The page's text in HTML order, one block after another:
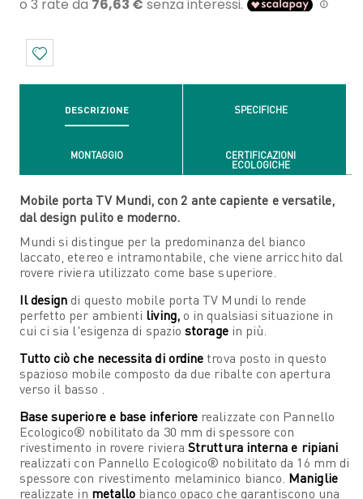
DESCRIZIONE SPECIFICHE
MONTAGGIO
CERTIFICAZIONI
ECOLOGICHE
Mobile porta TV Mundi, con 2 ante capiente e versatile,
dal design pulito e moderno.
Mundi si distingue per la predominanza del bianco
laccato, etereo e intramontabile, che viene arricchito dal
rovere riviera utilizzato come base superiore.
Il designdi questo mobile porta TV Mundi lo rende
perfetto per ambienti living,o in qualsiasi situazione in
cui ci sia l'esigenza di spaziostoragein più.
Tutto ciò che necessita di ordinetrova posto in questo
spazioso mobile composto da due ribalte con apertura
verso il basso .
Base superiore e base inferiore realizzate con Pannello
Ecologico® nobilitato da 30 mm di spessore con
rivestimento in rovere rivieraStruttura interna e ripiani
realizzati con Pannello Ecologico® nobilitato da 16 mm di
spessore con rivestimento melaminico bianco. Maniglie
realizzate in metallo bianco opaco che garantiscono una